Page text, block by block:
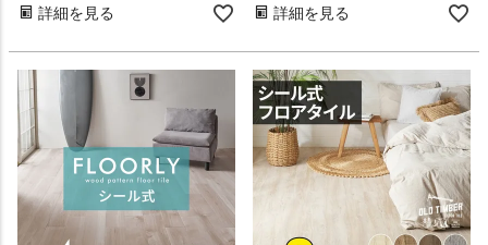
詳細を見る
詳細を見る